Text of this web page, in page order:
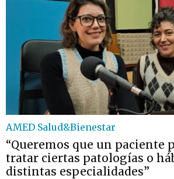
AMED Salud&Bienestar
“Queremos que un paciente
tratar ciertas patologías o
distintas especialidades”